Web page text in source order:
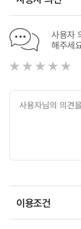
사용자
해주세
이용조건